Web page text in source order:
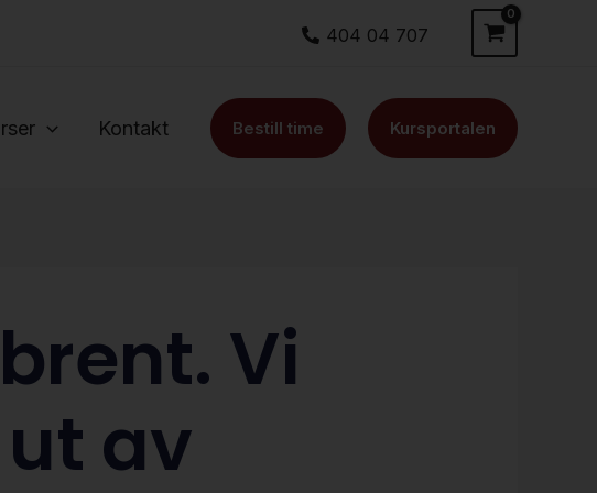
404 04 707
Kontakt Bestill time Kursportalen
Vi
av